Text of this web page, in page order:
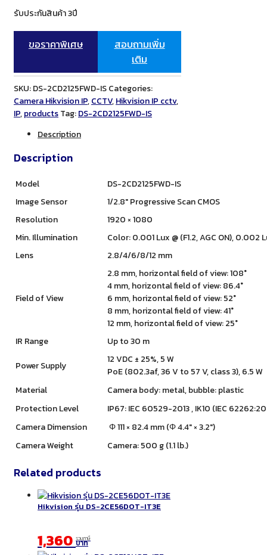
รับประกันสินค้า 3ปี
ขอราคาพิเศษ
สอบถามเพิ่ม
เติม
SKU:DS-2CD2125FWD-ISCategories:
Camera Hikvision IP,CCTV,Hikvision IP cctv,
IP,productsTag:DS-2CD2125FWD-IS
Description
Description
Model
DS-2CD2125FWD-IS
Image Sensor
1/2.8″ Progressive Scan CMOS
Resolution
1920 × 1080
Min. Illumination
Color: 0.001 Lux @ (F1.2, AGC ON), 0.002
Lens
2.8/4/6/8/12 mm
Field of View
2.8 mm, horizontal field of view: 108°
4 mm, horizontal field of view: 86.4°
6 mm, horizontal field of view: 52°
8 mm, horizontal field of view: 41°
12 mm, horizontal field of view: 25°
IR Range
Up to 30 m
Power Supply
12 VDC ± 25%, 5 W
PoE (802.3af, 36 V to 57 V, class 3), 6.5 W
Material
Camera body: metal, bubble: plastic
Protection Level
IP67: IEC 60529-2013 , IK10 (IEC
Camera Dimension
Φ 111 × 82.4 mm (Φ 4.4″ × 3.2″)
Camera Weight
Camera: 500 g (1.1 lb.)
Related products
Hikvision รุ่น DS-2CE56DOT-IT3E
1,360 รวมภาษี
บาท